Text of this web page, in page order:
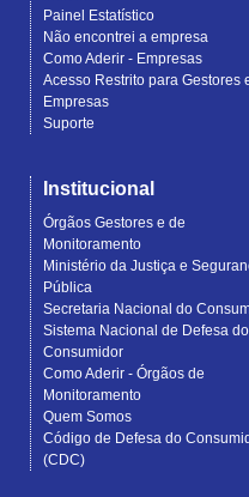
Painel Estatístico
Não encontrei a empresa
Como Aderir - Empresas
Acesso Restrito para Gestores
Empresas
Suporte
Institucional
Órgãos Gestores e de
Monitoramento
Ministério da Justiça e
Pública
Secretaria Nacional do
Sistema Nacional de Defesa do
Consumidor
Como Aderir - Órgãos de
Monitoramento
Quem Somos
Código de Defesa do
(CDC)